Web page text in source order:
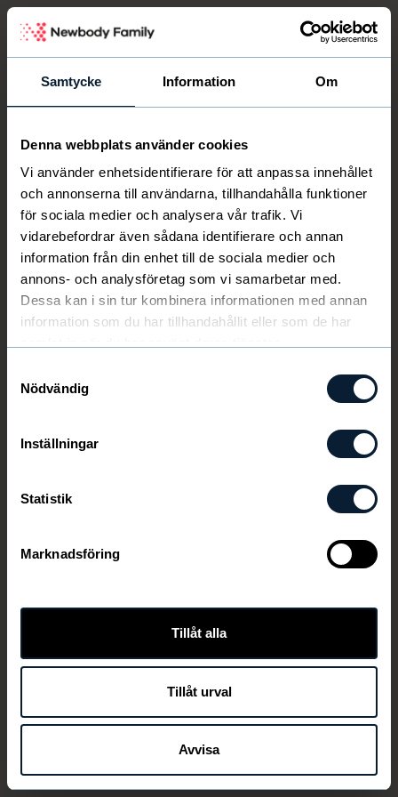
Samtycke Information Om
Denna webbplats använder cookies
Vi använder enhetsidentifierare för att anpassa innehållet
och annonserna till användarna, tillhandahålla funktioner
för sociala medier och analysera vår trafik. Vi
vidarebefordrar även sådana identifierare och annan
information från din enhet till de sociala medier och
annons- och analysföretag som vi samarbetar med.
Dessa kan i sin tur kombinera informationen med annan
information som du har tillhandahållit eller som de har
Nödvändig
Inställningar
Statistik
Marknadsföring
Tillåt alla
Tillåt urval
Avvisa
Logga in
E-post
Lösenord